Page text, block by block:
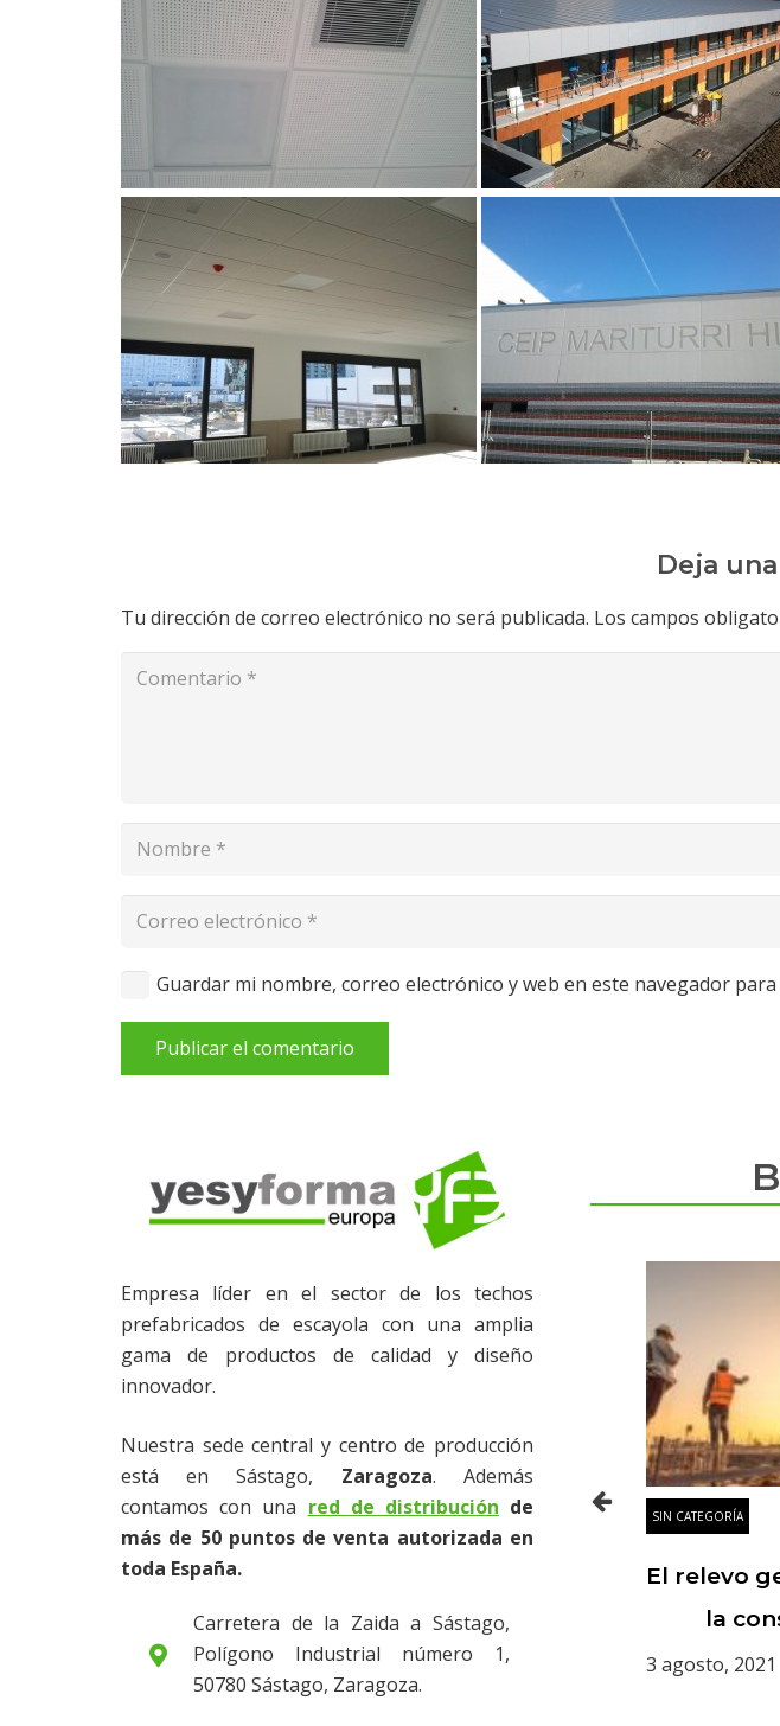
Deja
Tu dirección de correo electrónico no será publicada. Los campos
Guardar mi nombre, correo electrónico y web en este navegador
Publicar el comentario
Empresa líder en el sector de los techos
prefabricados de escayola con una amplia
gama de productos de calidad y diseño
innovador.
Nuestra sede central y centro de producción
está en Sástago, Zaragoza. Además
contamos con una red de distribución de
más de 50 puntos de venta autorizada en
toda España.
Carretera de la Zaida a Sástago,
Polígono Industrial número 1,
50780 Sástago, Zaragoza.
SIN CATEGORÍA
reguladores naturales de
la temperatura y la
humedad
SIN CATEGORÍA
El relevo
la
3 agosto, 2021